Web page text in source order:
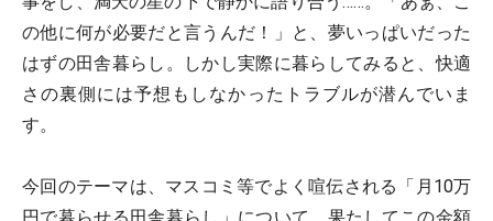
の他に何が必要だと言うんだ！」と、夢いっぱいだった
はずの田舎暮らし。しかし実際に暮らしてみると、快適
さの裏側には予想もしなかったトラブルが潜んでいま
す。
今回のテーマは、マスコミ等でよく喧伝される「月10万